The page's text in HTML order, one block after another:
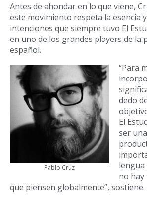
Antes de ahondar en lo que viene,
este movimiento respeta la esencia
intenciones que siempre tuvo El
en uno de los grandes players de la
español.
Pablo Cruz
“Para
dedo
El
ser
lengua
no hay
que piensen globalmente”, sostiene.